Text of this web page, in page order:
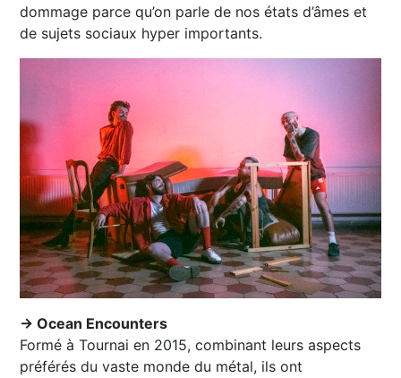
dommage parce qu’on parle de nos états d’âmes et
de sujets sociaux hyper importants.
→ Ocean Encounters
Formé à Tournai en 2015, combinant leurs aspects
préférés du vaste monde du métal, ils ont